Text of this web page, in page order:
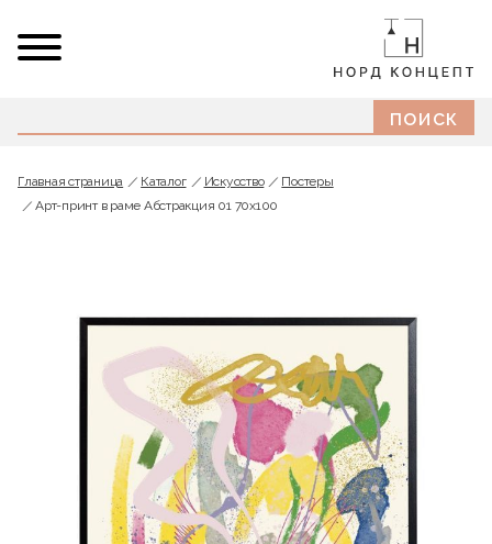
Главная страница Каталог Искусство
Постеры
Арт-принт в раме Абстракция 01 70x100